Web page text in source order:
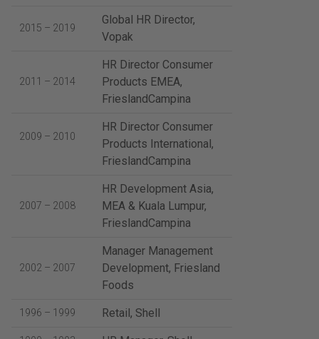
2015 – 2019
Global HR Director,
Vopak
2011 – 2014
HR Director Consumer
Products EMEA,
FrieslandCampina
2009 – 2010
HR Director Consumer
Products International,
FrieslandCampina
2007 – 2008
HR Development Asia,
MEA & Kuala Lumpur,
FrieslandCampina
2002 – 2007
Manager Management
Development, Friesland
Foods
1996 – 1999 Retail, Shell